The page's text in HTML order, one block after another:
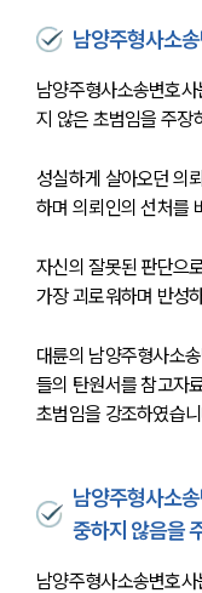
남양주형사소
남양주형사소송변호
지 않은 초범임을 주장
성실하게 살아오던 의
하며 의뢰인의 선처를
자신의 잘못된 판단으
가장 괴로워하며 반성
대륜의 남양주형사소
들의 탄원서를 참고자
초범임을 강조하였습
남양주형사소
중하지 않음을
남양주형사소송변호